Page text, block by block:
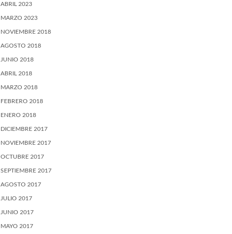
ABRIL 2023
MARZO 2023
NOVIEMBRE 2018
AGOSTO 2018
JUNIO 2018
ABRIL 2018
MARZO 2018
FEBRERO 2018
ENERO 2018
DICIEMBRE 2017
NOVIEMBRE 2017
OCTUBRE 2017
SEPTIEMBRE 2017
AGOSTO 2017
JULIO 2017
JUNIO 2017
MAYO 2017